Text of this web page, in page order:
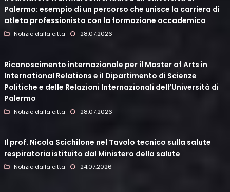
Palermo: esempio di un percorso che unisce la carriera di
atleta professionista con la formazione accademica
Notizie dalla citta 28.07.2026
Riconoscimento internazionale per il Master of Arts in
International Relations e il Dipartimento di Scienze
Politiche e delle Relazioni Internazionali dell’Università di
Palermo
Notizie dalla citta 28.07.2026
Il prof. Nicola Scichilone nel Tavolo tecnico sulla salute
respiratoria istituito dal Ministero della salute
Notizie dalla citta 24.07.2026